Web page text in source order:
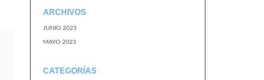
ARCHIVOS
JUNIO 2023
MAYO 2023
CATEGORÍAS